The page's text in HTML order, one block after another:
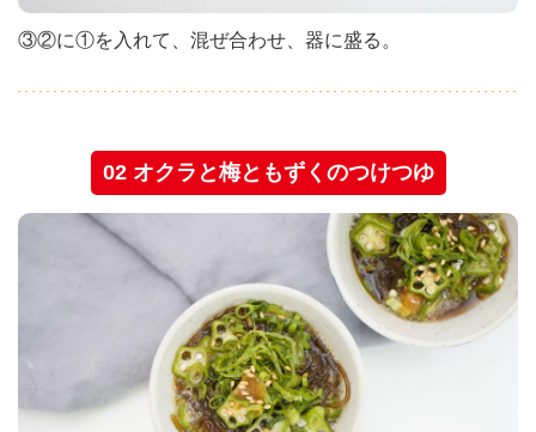
③②に①を入れて、混ぜ合わせ、器に盛る。
02 オクラと梅ともずくのつけつゆ